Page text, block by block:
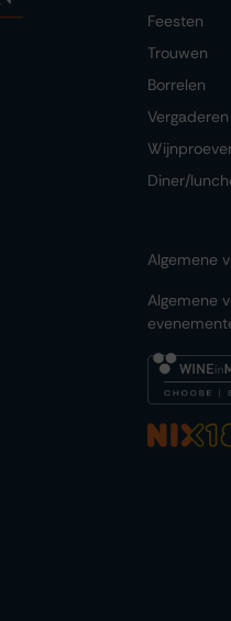
Feesten
Trouwen
Borrelen
Vergaderen
Diner/
Algemene
Algemene